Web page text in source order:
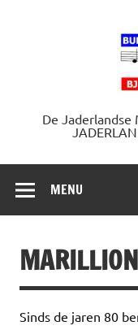
De Jaderlandse
MENU
MARILLION
Sinds de jaren 80